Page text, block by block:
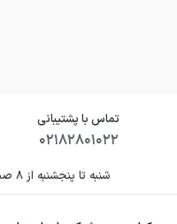
تماس با پشتیبانی
۰۲۱۸۲۸۰۱۰۲۲
شنبه تا پنجشنبه از ۸ صبح تا ۱۸ عصر بجز روزهای تعطیل